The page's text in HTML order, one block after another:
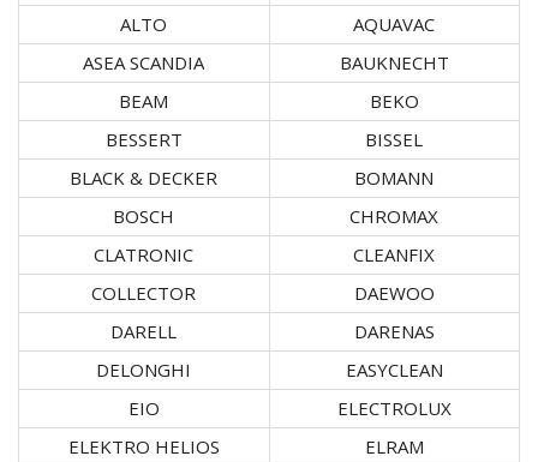
ALTO
AQUAVAC
ASEA SCANDIA
BAUKNECHT
BEAM
BEKO
BESSERT
BISSEL
BLACK & DECKER
BOMANN
BOSCH
CHROMAX
CLATRONIC
CLEANFIX
COLLECTOR
DAEWOO
DARELL
DARENAS
DELONGHI
EASYCLEAN
EIO
ELECTROLUX
ELEKTRO HELIOS
ELRAM